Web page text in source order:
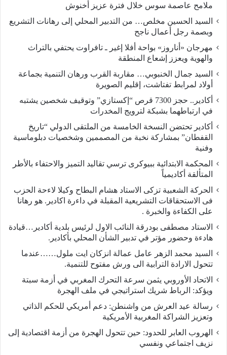
ملامح عاصمة سوس خلال فترة عزيز أخنوش
السيد الحسين مخلص… من التدبير المحلي إلى رهانات التشريع
وبصمة رجل أعمال ناجح
مهرجان «أناروز» بواحة أفلا إغير ـ تافراوت يحتفي بالتراث
والهوية ويعزز إشعاع المنطقة
السيد جمال الخنبوبي… مقاربة القرب ورهان التنمية بجماعة
أولاد لمرابط تفتاشت، إقليم الصويرة
أكادير.. حجز 7300 قرص “إكستازي” وتوقيف شخصين يشتبه
في ارتباطهما بشبكة لترويج المخدرات
أكادير تحتضن النسخة الخامسة من الملتقى الدولي “تاريخ
القفطان” بمشاركة نخبة من المصممين وشخصيات دبلوماسية
وفنية
المحكمة الابتدائية ببيوكرى ترسي تقاليد التميز والاحتفاء بالأطر
المتألقة أكاديمياً
الحركة الشعبية تزكى الاستاد هشام البطاح وكيلا لاءحة الحزب
فى الاستحقاقات التشريعية المقبلة في داءرة اكادير. هو رهانا
على الكفاءة والخبرة .
الاستاد مصطفى بودرقة النائب الاول لرئيس بلدية أكادير…قيادة
هادءة وحضور مؤتر في تدبير الشأن المحلي بأكادير.
السيد محمد الزهر عامل عمالة انزكان ايت ملول……عندما
تتحول الارادة الترابية الى ورش مفتوح للتنمية.
الاتحاد الأوروبي يثمن سرعة التحرك المغربي في أزمة سبتة
ويؤكد: الرباط شريك استراتيجي في ملف الهجرة
رسالة عيد العرش من واشنطن: دعم أمريكي للحكم الذاتي
وتعزيز الشراكة المغربية الأمريكية
​الهروب العابر للحدود: حين تتحول الهجرة من أزمة اقتصادية إلى
نزيف اجتماعي ونفسي